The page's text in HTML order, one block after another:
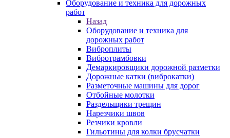
Оборудование и техника для дорожных
работ
Назад
Оборудование и техника для
дорожных работ
Виброплиты
Вибротрамбовки
Демаркировщики дорожной разметки
Дорожные катки (виброкатки)
Разметочные машины для дорог
Отбойные молотки
Раздельщики трещин
Нарезчики швов
Резчики кровли
Гильотины для колки брусчатки